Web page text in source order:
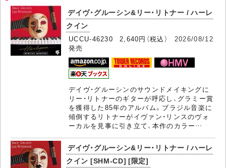
デイヴ・グルーシン&リー・リトナー / ハーレ
クイン
UCCU-46230 2,640円（税込） 2026/08/12
発売
デイヴ・グルーシンのサウンドメイキングに
リー・リトナーのギターが呼応し、グラミー賞
を獲得した85年のアルバム。ブラジル音楽に
傾倒するリトナーがイヴァン・リンスのヴォ
ーカルを見事に引き立て、本作のカラー…
デイヴ・グルーシン&リー・リトナー / ハーレ
クイン [SHM-CD] [限定]